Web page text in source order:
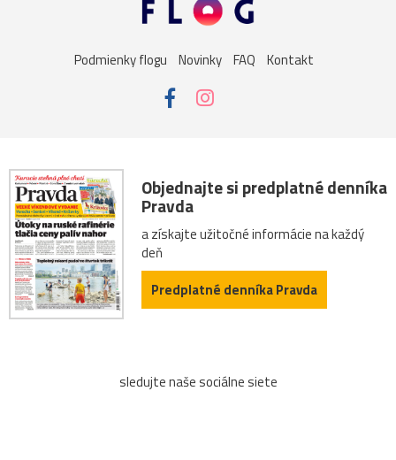
Podmienky flogu Novinky FAQ Kontakt
Objednajte si predplatné denníka
Pravda
a získajte užitočné informácie na každý
deň
Predplatné denníka Pravda
sledujte naše sociálne siete